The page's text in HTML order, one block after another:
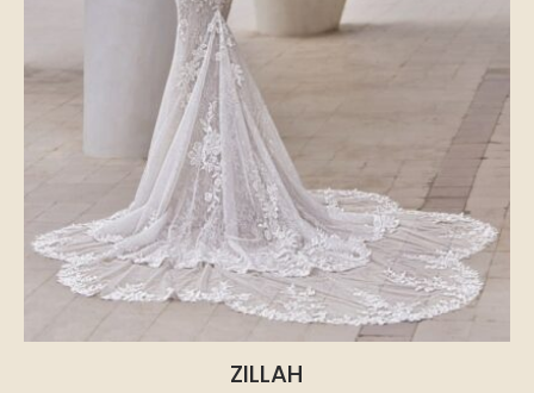
ZILLAH